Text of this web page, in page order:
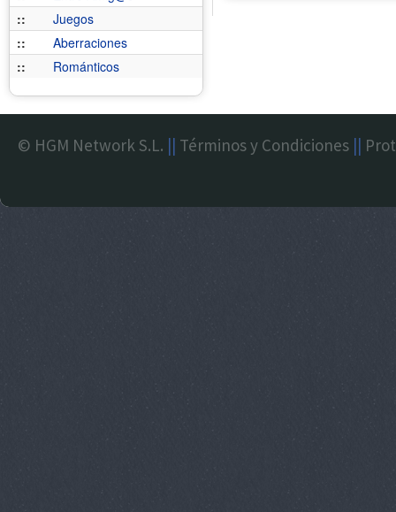
::
Juegos
::
Aberraciones
::
Románticos
© HGM Network S.L. || Términos y Condiciones ||